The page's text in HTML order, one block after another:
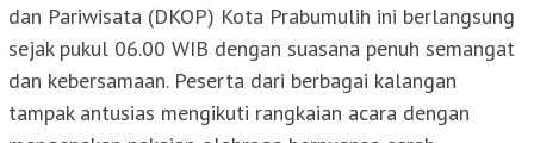
dan Pariwisata (DKOP) Kota Prabumulih ini berlangsung
sejak pukul 06.00 WIB dengan suasana penuh semangat
dan kebersamaan. Peserta dari berbagai kalangan
tampak antusias mengikuti rangkaian acara dengan